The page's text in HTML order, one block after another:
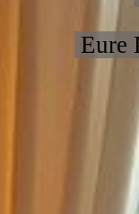
Eure